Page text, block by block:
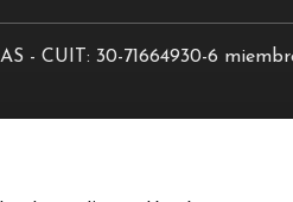
- CUIT: 30-71664930-6